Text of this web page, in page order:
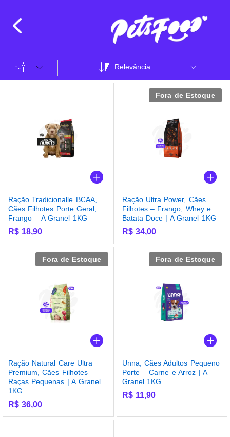
Relevância
Ração Tradicionalle BCAA,
Cães Filhotes Porte Geral,
Frango – A Granel 1KG
R$ 18,90
Fora de Estoque
Ração Ultra Power, Cães
Filhotes – Frango, Whey e
Batata Doce | A Granel 1KG
R$34,00
Fora de Estoque
Ração Natural Care Ultra
Premium, Cães Filhotes
Raças Pequenas | A Granel
1KG
R$ 36,00
Fora de Estoque
Unna, Cães Adultos Pequeno
Porte – Carne e Arroz | A
Granel 1KG
R$11,90